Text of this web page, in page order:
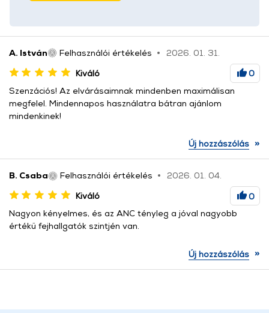
A. István Felhasználói értékelés
2026. 01. 31.
Kiváló
0
Szenzációs! Az elvárásaimnak mindenben maximálisan
megfelel. Mindennapos használatra bátran ajánlom
mindenkinek!
Új hozzászólás »
B. Csaba Felhasználói értékelés
2026. 01. 04.
Kiváló
0
Nagyon kényelmes, és az ANC tényleg a jóval nagyobb
értékű fejhallgatók szintjén van.
Új hozzászólás »